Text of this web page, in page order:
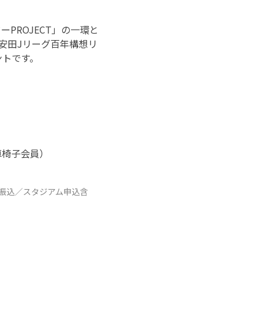
PROJECT」の一環と
田Jリーグ百年構想リ
です。
子会員）
込／スタジアム申込含